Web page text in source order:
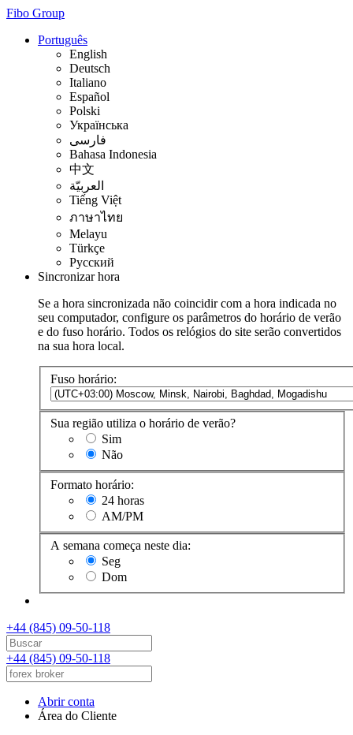
Fibo Group
Português
English
Deutsch
Italiano
Español
Polski
Українська
فارسی
Bahasa Indonesia
中文
العربيّة
Tiếng Việt
ภาษาไทย
Melayu
Türkçe
Русский
Sincronizar hora
Se a hora sincronizada não coincidir com a hora indicada no
seu computador, configure os parâmetros do horário de verão
e do fuso horário. Todos os relógios do site serão convertidos
na sua hora local.
Fuso horário:
Sua região utiliza o horário de verão?
Sim
Não
Formato horário:
24 horas
AM/PM
A semana começa neste dia:
Seg
Dom
+44 (845) 09-50-118
+44 (845) 09-50-118
Abrir conta
Área do Cliente